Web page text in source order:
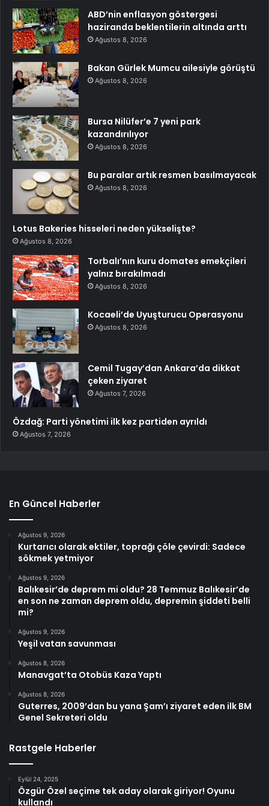
ABD’nin enflasyon göstergesi
haziranda beklentilerin altında arttı
Ağustos 8, 2026
Bakan Gürlek Mumcu ailesiyle görüştü
Ağustos 8, 2026
Bursa Nilüfer’e 7 yeni park
kazandırılıyor
Ağustos 8, 2026
Bu paralar artık resmen basılmayacak
Ağustos 8, 2026
Lotus Bakeries hisseleri neden yükselişte?
Ağustos 8, 2026
Torbalı’nın kuru domates emekçileri
yalnız bırakılmadı
Ağustos 8, 2026
Kocaeli’de Uyuşturucu Operasyonu
Ağustos 8, 2026
Cemil Tugay’dan Ankara’da dikkat
çeken ziyaret
Ağustos 7, 2026
Özdağ: Parti yönetimi ilk kez partiden ayrıldı
Ağustos 7, 2026
En Güncel Haberler
Ağustos 9, 2026
Kurtarıcı olarak ektiler, toprağı çöle çevirdi: Sadece
sökmek yetmiyor
Ağustos 9, 2026
Balıkesir’de deprem mi oldu? 28 Temmuz Balıkesir’de
en son ne zaman deprem oldu, depremin şiddeti belli
mi?
Ağustos 9, 2026
Yeşil vatan savunması
Ağustos 8, 2026
Manavgat’ta Otobüs Kaza Yaptı
Ağustos 8, 2026
Guterres, 2009’dan bu yana Şam’ı ziyaret eden ilk BM
Genel Sekreteri oldu
Rastgele Haberler
Eylül 24, 2025
Özgür Özel seçime tek aday olarak giriyor! Oyunu
kullandı